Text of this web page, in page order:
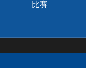
比賽